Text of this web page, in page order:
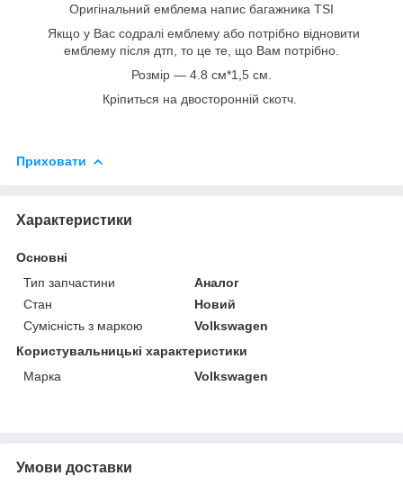
Оригінальний емблема напис багажника TSI
Якщо у Вас содралі емблему або потрібно відновити
емблему після дтп, то це те, що Вам потрібно.
Розмір — 4.8 см*1,5 см.
Кріпиться на двосторонній скотч.
Приховати
Характеристики
Основні
Тип запчастини
Аналог
Стан
Новий
Сумісність з маркою
Volkswagen
Користувальницькі характеристики
Марка
Volkswagen
Умови доставки